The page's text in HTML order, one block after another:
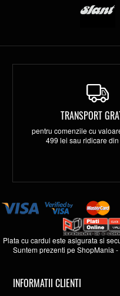
TRANSPORT
pentru comenzile cu
499 lei sau ridicare
Plata cu cardul este asigurata si
Suntem prezenti peShopMania -
INFORMATII CLIENTI